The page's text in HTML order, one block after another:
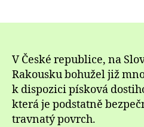
V České republice, na
Rakousku bohužel již
k dispozici písková
která je podstatně
travnatý povrch.